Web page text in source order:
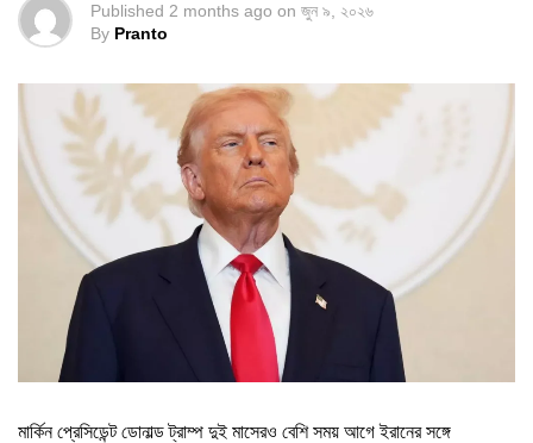
Published 2 months ago on জুন ৯, ২০২৬
By Pranto
মার্কিন প্রেসিডেন্ট ডোনাল্ড ট্রাম্প দুই মাসেরও বেশি সময় আগে ইরানের সঙ্গে